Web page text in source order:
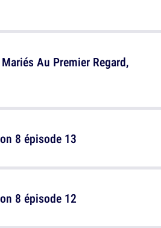
8 épisode 13
Au Premier Regard,
8 épisode 12